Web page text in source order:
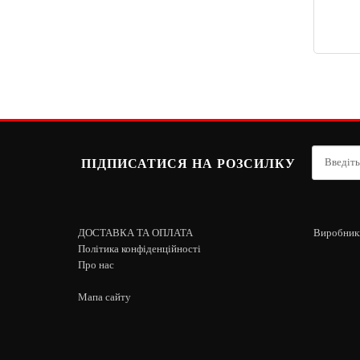
ПІДПИСАТИСЯ НА РОЗСИЛКУ
ДОСТАВКА ТА ОПЛАТА
Політика конфіденційності
Про нас
Мапа сайту